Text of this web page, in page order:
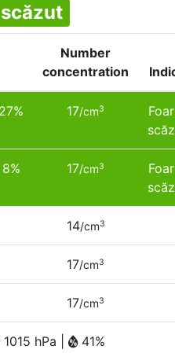
Number
concentration
27% 17/cm3
8% 17/cm3
14/cm3
17/cm3
17/cm3
1015 hPa | 41%